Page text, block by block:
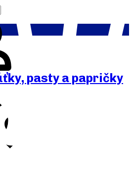
pasty a papričky